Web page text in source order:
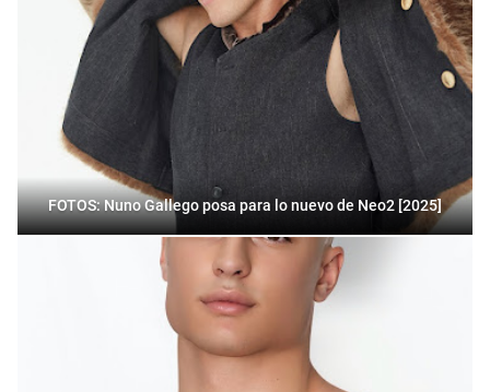
FOTOS: Nuno Gallego posa para lo nuevo de Neo2 [2025]